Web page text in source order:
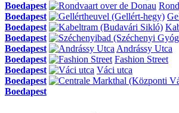
Boedapest
Boedapest
Boedapest
Boedapest
Boedapest
Andrássy Utca
Boedapest
Fashion Street
Boedapest
Váci utca
Boedapest
Boedapest